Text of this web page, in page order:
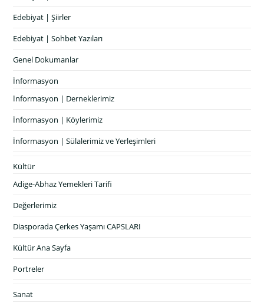
Edebiyat | Şiirler
Edebiyat | Sohbet Yazıları
Genel Dokumanlar
İnformasyon
İnformasyon | Derneklerimiz
İnformasyon | Köylerimiz
İnformasyon | Sülalerimiz ve Yerleşimleri
Kültür
Adige-Abhaz Yemekleri Tarifi
Değerlerimiz
Diasporada Çerkes Yaşamı CAPSLARI
Kültür Ana Sayfa
Portreler
Sanat